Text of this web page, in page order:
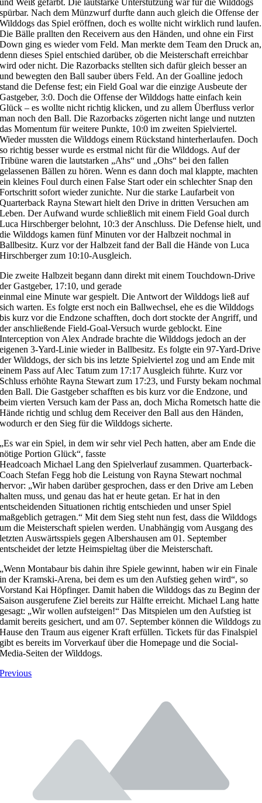
und Weiß gefärbt. Die lautstarke Unterstützung war für die Wilddogs
spürbar. Nach dem Münzwurf durfte dann auch gleich die Offense der
Wilddogs das Spiel eröffnen, doch es wollte nicht wirklich rund laufen.
Die Bälle prallten den Receivern aus den Händen, und ohne ein First
Down ging es wieder vom Feld. Man merkte dem Team den Druck an,
denn dieses Spiel entschied darüber, ob die Meisterschaft erreichbar
wird oder nicht. Die Razorbacks stellten sich dafür gleich besser an
und bewegten den Ball sauber übers Feld. An der Goalline jedoch
stand die Defense fest; ein Field Goal war die einzige Ausbeute der
Gastgeber, 3:0. Doch die Offense der Wilddogs hatte einfach kein
Glück – es wollte nicht richtig klicken, und zu allem Überfluss verlor
man noch den Ball. Die Razorbacks zögerten nicht lange und nutzten
das Momentum für weitere Punkte, 10:0 im zweiten Spielviertel.
Wieder mussten die Wilddogs einem Rückstand hinterherlaufen. Doch
so richtig besser wurde es erstmal nicht für die Wilddogs. Auf der
Tribüne waren die lautstarken „Ahs“ und „Ohs“ bei den fallen
gelassenen Bällen zu hören. Wenn es dann doch mal klappte, machten
ein kleines Foul durch einen False Start oder ein schlechter Snap den
Fortschritt sofort wieder zunichte. Nur die starke Laufarbeit von
Quarterback Rayna Stewart hielt den Drive in dritten Versuchen am
Leben. Der Aufwand wurde schließlich mit einem Field Goal durch
Luca Hirschberger belohnt, 10:3 der Anschluss. Die Defense hielt, und
die Wilddogs kamen fünf Minuten vor der Halbzeit nochmal in
Ballbesitz. Kurz vor der Halbzeit fand der Ball die Hände von Luca
Hirschberger zum 10:10-Ausgleich.
Die zweite Halbzeit begann dann direkt mit einem Touchdown-Drive
der Gastgeber, 17:10, und gerade
einmal eine Minute war gespielt. Die Antwort der Wilddogs ließ auf
sich warten. Es folgte erst noch ein Ballwechsel, ehe es die Wilddogs
bis kurz vor die Endzone schafften, doch dort stockte der Angriff, und
der anschließende Field-Goal-Versuch wurde geblockt. Eine
Interception von Alex Andrade brachte die Wilddogs jedoch an der
eigenen 3-Yard-Linie wieder in Ballbesitz. Es folgte ein 97-Yard-Drive
der Wilddogs, der sich bis ins letzte Spielviertel zog und am Ende mit
einem Pass auf Alec Tatum zum 17:17 Ausgleich führte. Kurz vor
Schluss erhöhte Rayna Stewart zum 17:23, und Fursty bekam nochmal
den Ball. Die Gastgeber schafften es bis kurz vor die Endzone, und
beim vierten Versuch kam der Pass an, doch Micha Rometsch hatte die
Hände richtig und schlug dem Receiver den Ball aus den Händen,
wodurch er den Sieg für die Wilddogs sicherte.
„Es war ein Spiel, in dem wir sehr viel Pech hatten, aber am Ende die
nötige Portion Glück“, fasste
Headcoach Michael Lang den Spielverlauf zusammen. Quarterback-
Coach Stefan Fegg hob die Leistung von Rayna Stewart nochmal
hervor: „Wir haben darüber gesprochen, dass er den Drive am Leben
halten muss, und genau das hat er heute getan. Er hat in den
entscheidenden Situationen richtig entschieden und unser Spiel
maßgeblich getragen.“ Mit dem Sieg steht nun fest, dass die Wilddogs
um die Meisterschaft spielen werden. Unabhängig vom Ausgang des
letzten Auswärtsspiels gegen Albershausen am 01. September
entscheidet der letzte Heimspieltag über die Meisterschaft.
„Wenn Montabaur bis dahin ihre Spiele gewinnt, haben wir ein Finale
in der Kramski-Arena, bei dem es um den Aufstieg gehen wird“, so
Vorstand Kai Höpfinger. Damit haben die Wilddogs das zu Beginn der
Saison ausgerufene Ziel bereits zur Hälfte erreicht. Michael Lang hatte
gesagt: „Wir wollen aufsteigen!“ Das Mitspielen um den Aufstieg ist
damit bereits gesichert, und am 07. September können die Wilddogs zu
Hause den Traum aus eigener Kraft erfüllen. Tickets für das Finalspiel
gibt es bereits im Vorverkauf über die Homepage und die Social-
Media-Seiten der Wilddogs.
Previous